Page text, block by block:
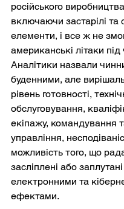
російського
включаючи застарілі та
елементи, і все ж не
американські літаки під
Аналітики назвали
буденними, але
рівень готовності,
обслуговування,
екіпажу, командування
управління,
можливість того, що
засліплені або заплутані
електронними та
ефектами.